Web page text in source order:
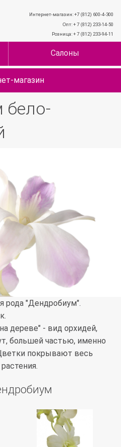
Интернет-магазин: +7 (812) 600-4-300
Опт: + 7 (812) 233-14-50
Розница: + 7 (812) 233-94-11
Салоны
магазин
бело-
рода "Дендробиум".
дереве" - вид орхидей,
большей частью, именно
покрывают весь